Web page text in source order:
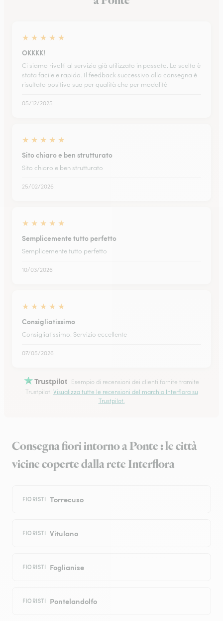
★ ★ ★ ★ ★
OKKKK!
Ci siamo rivolti al servizio già utilizzato in passato. La scelta è
stata facile e rapida. Il feedback successivo alla consegna è
risultato positivo sua per qualità che per modalità
05/12/2025
★ ★ ★ ★ ★
Sito chiaro e ben strutturato
Sito chiaro e ben strutturato
25/02/2026
★ ★ ★ ★ ★
Semplicemente tutto perfetto
Semplicemente tutto perfetto
10/03/2026
★ ★ ★ ★ ★
Consigliatissimo
Consigliatissimo. Servizio eccellente
07/05/2026
Trustpilot
Esempio di recensioni dei clienti fornite tramite
Trustpilot. Visualizza tutte le recensioni del marchio Interflora su
Trustpilot.
Consegna fiori intorno a Ponte : le città
vicine coperte dalla rete Interflora
FIORISTI Torrecuso
FIORISTI Vitulano
FIORISTI Foglianise
FIORISTI Pontelandolfo